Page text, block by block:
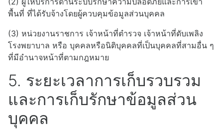
พื้นที่ ที่ได้รับจ้างโดยผู้ควบคุมข้อมูลส่วนบุคคล
(3) หน่วยงานราชการ เจ้าหน้าที่ตำรวจ เจ้าหน้าที่ดับเพลิง
โรงพยาบาล หรือ บุคคลหรือนิติบุคคลที่เป็นบุคคลที่สามอื่น ๆ
ที่มีอำนาจหน้าที่ตามกฎหมาย
5. ระยะเวลาการเก็บรวบรวม
และการเก็บรักษาข้อมูลส่วน
บุคคล